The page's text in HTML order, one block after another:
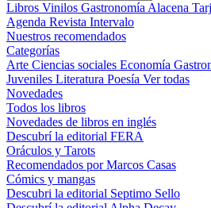
Libros Vinilos Gastronomía Alacena
Agenda Revista Intervalo
Nuestros recomendados
Categorías
Arte Ciencias sociales Economía
Juveniles Literatura Poesía Ver todas
Novedades
Todos los libros
Novedades de libros en inglés
Descubrí la editorial FERA
Oráculos y Tarots
Recomendados por Marcos Casas
Cómics y mangas
Descubri la editorial Septimo Sello